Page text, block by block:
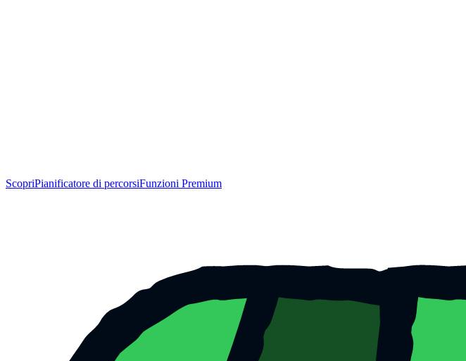
ScopriPianificatore di percorsiFunzioni Premium